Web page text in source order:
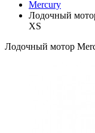
Mercury
Лодочный
XS
Лодочный мотор